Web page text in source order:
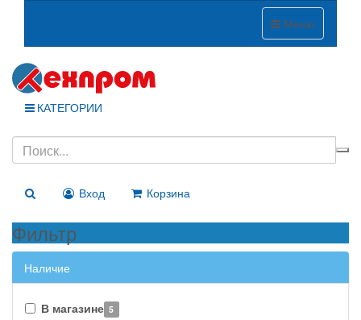
Меню
КАТЕГОРИИ
Вход Корзина
Фильтр
Наличие
В магазине 5